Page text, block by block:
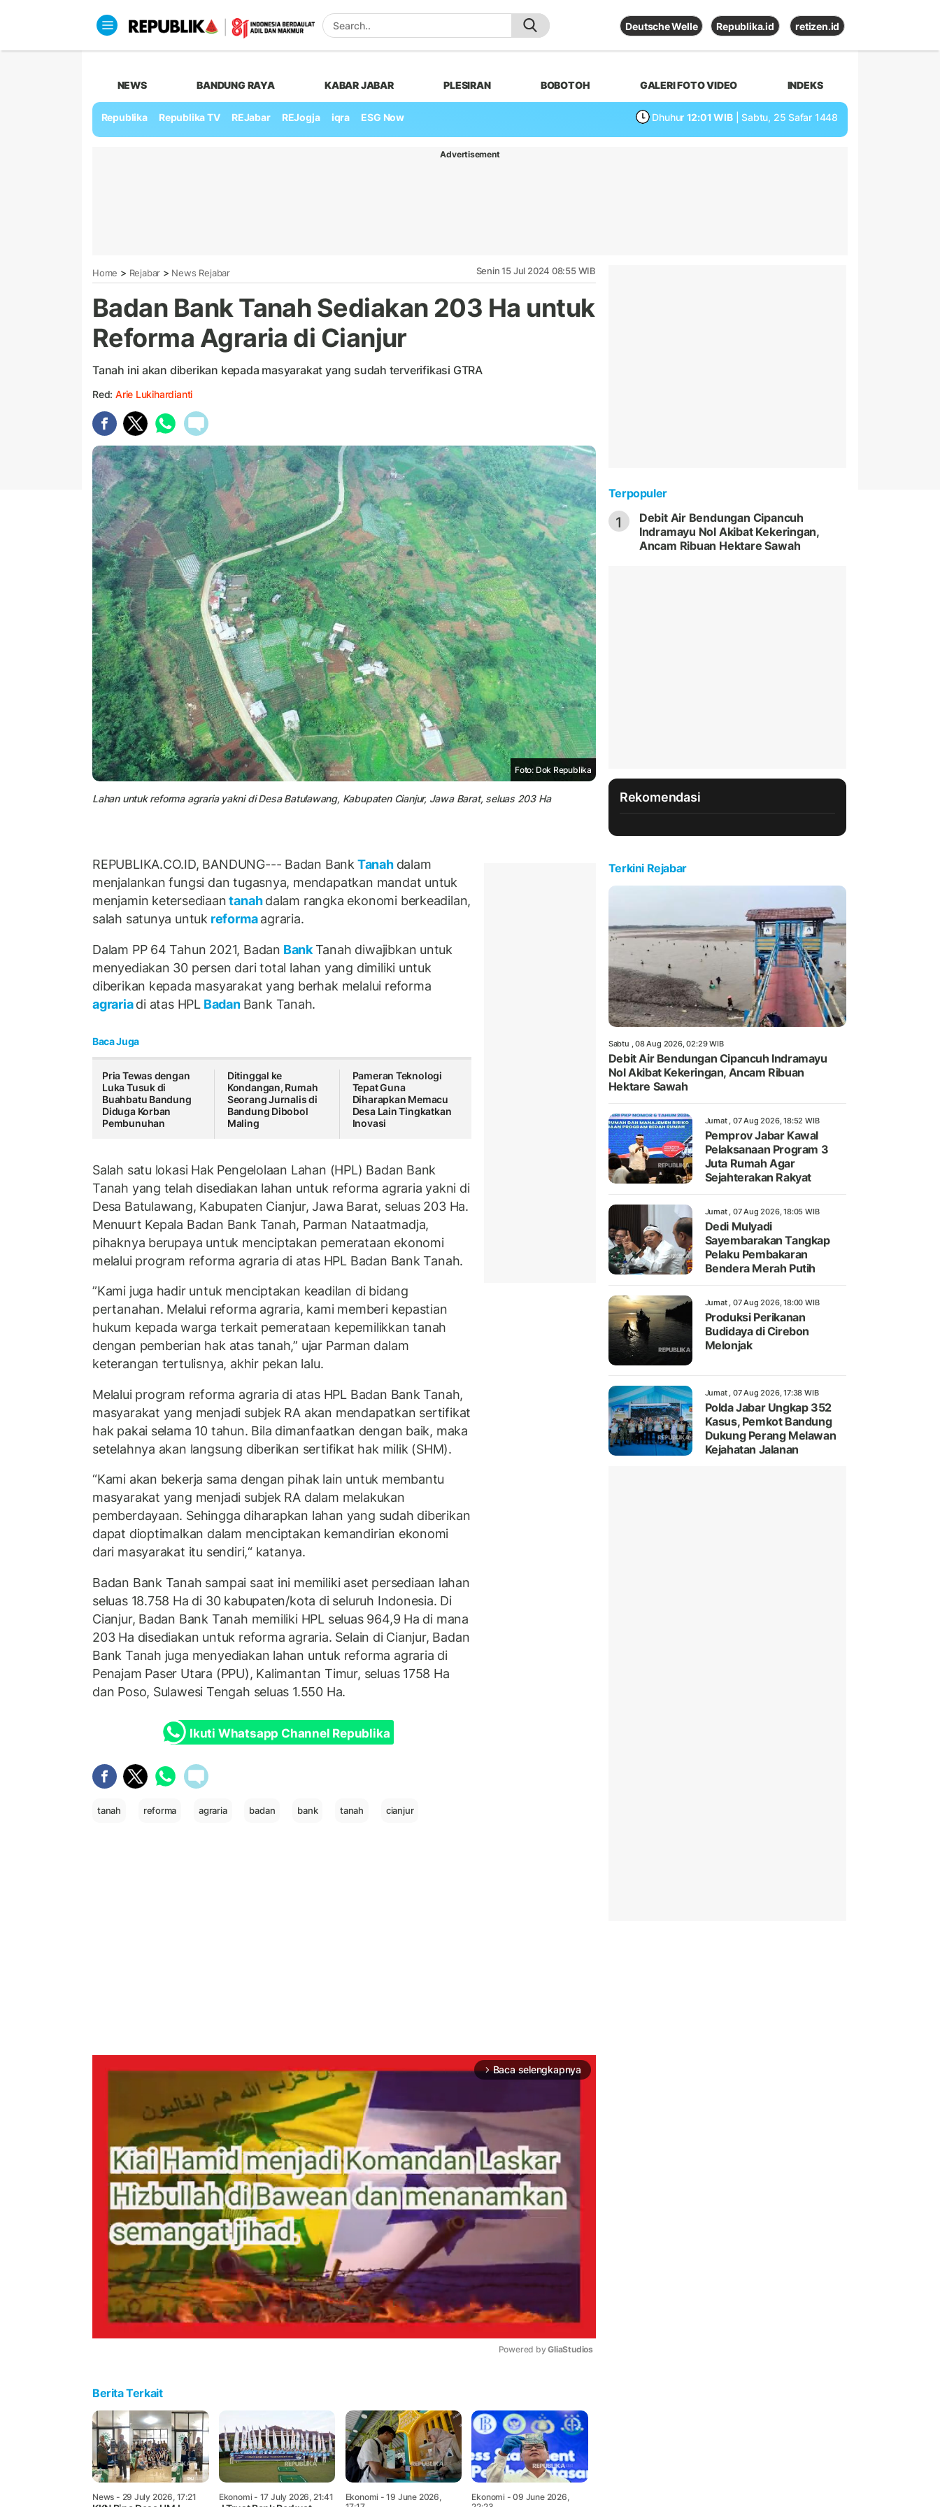
Deutsche Welle Republika.id retizen.id
NEWS BANDUNG RAYA KABAR JABAR PLESIRAN BOBOTOH GALERI FOTO VIDEO INDEKS
Republika Republika TV REJabar REJogja iqra ESG Now Dhuhur 12:01 WIB | Sabtu, 25 Safar 1448
Advertisement
Home > Rejabar > News Rejabar Senin 15 Jul 2024 08:55 WIB
Badan Bank Tanah Sediakan 203 Ha untuk
Reforma Agraria di Cianjur
Tanah ini akan diberikan kepada masyarakat yang sudah terverifikasi GTRA
Red: Arie Lukihardianti
Foto: Dok Republika
Lahan untuk reforma agraria yakni di Desa Batulawang, Kabupaten Cianjur, Jawa Barat, seluas 203 Ha
REPUBLIKA.CO.ID, BANDUNG--- Badan BankTanah dalam
menjalankan fungsi dan tugasnya, mendapatkan mandat untuk
menjamin ketersediaantanahdalam rangka ekonomi berkeadilan,
salah satunya untuk reformaagraria.
Dalam PP 64 Tahun 2021, Badan BankTanah diwajibkan untuk
menyediakan 30 persen dari total lahan yang dimiliki untuk
diberikan kepada masyarakat yang berhak melalui reforma
agrariadi atas HPL Badan Bank Tanah.
Baca Juga
Pria Tewas dengan
Luka Tusuk di
Buahbatu Bandung
Diduga Korban
Pembunuhan
Ditinggal ke
Kondangan, Rumah
Seorang Jurnalis di
Bandung Dibobol
Maling
Pameran Teknologi
Tepat Guna
Diharapkan Memacu
Desa Lain Tingkatkan
Inovasi
Salah satu lokasi Hak Pengelolaan Lahan (HPL) Badan Bank
Tanah yang telah disediakan lahan untuk reforma agraria yakni di
Desa Batulawang, Kabupaten Cianjur, Jawa Barat, seluas 203 Ha.
Menuurt Kepala Badan Bank Tanah, Parman Nataatmadja,
pihaknya berupaya untuk menciptakan pemerataan ekonomi
melalui program reforma agraria di atas HPL Badan Bank Tanah.
”Kami juga hadir untuk menciptakan keadilan di bidang
pertanahan. Melalui reforma agraria, kami memberi kepastian
hukum kepada warga terkait pemerataan kepemilikkan tanah
dengan pemberian hak atas tanah,” ujar Parman dalam
keterangan tertulisnya, akhir pekan lalu.
Melalui program reforma agraria di atas HPL Badan Bank Tanah,
masyarakat yang menjadi subjek RA akan mendapatkan sertifikat
hak pakai selama 10 tahun. Bila dimanfaatkan dengan baik, maka
setelahnya akan langsung diberikan sertifikat hak milik (SHM).
“Kami akan bekerja sama dengan pihak lain untuk membantu
masyarakat yang menjadi subjek RA dalam melakukan
pemberdayaan. Sehingga diharapkan lahan yang sudah diberikan
dapat dioptimalkan dalam menciptakan kemandirian ekonomi
dari masyarakat itu sendiri,“ katanya.
Badan Bank Tanah sampai saat ini memiliki aset persediaan lahan
seluas 18.758 Ha di 30 kabupaten/kota di seluruh Indonesia. Di
Cianjur, Badan Bank Tanah memiliki HPL seluas 964,9 Ha di mana
203 Ha disediakan untuk reforma agraria. Selain di Cianjur, Badan
Bank Tanah juga menyediakan lahan untuk reforma agraria di
Penajam Paser Utara (PPU), Kalimantan Timur, seluas 1758 Ha
dan Poso, Sulawesi Tengah seluas 1.550 Ha.
Ikuti Whatsapp Channel Republika
tanah reforma agraria badan bank tanah cianjur
arrow_forward_ios Baca selengkapnya
Powered by GliaStudios
Berita Terkait
News - 29 July 2026, 17:21 Ekonomi- 17 July 2026, 21:41 Ekonomi - 19 June 2026,
Ekonomi- 09 June 2026,
Terpopuler
1
Debit Air Bendungan Cipancuh
Indramayu Nol Akibat Kekeringan,
Ancam Ribuan Hektare Sawah
Rekomendasi
Terkini Rejabar
Sabtu , 08 Aug 2026, 02:29 WIB
Debit Air Bendungan Cipancuh Indramayu
Nol Akibat Kekeringan, Ancam Ribuan
Hektare Sawah
Jumat , 07 Aug 2026, 18:52 WIB
Pemprov Jabar Kawal
Pelaksanaan Program 3
Juta Rumah Agar
Sejahterakan Rakyat
Jumat , 07 Aug 2026, 18:05 WIB
Dedi Mulyadi
Sayembarakan Tangkap
Pelaku Pembakaran
Bendera Merah Putih
Jumat , 07 Aug 2026, 18:00 WIB
Produksi Perikanan
Budidaya di Cirebon
Melonjak
Jumat , 07 Aug 2026, 17:38 WIB
Polda Jabar Ungkap 352
Kasus, Pemkot Bandung
Dukung Perang Melawan
Kejahatan Jalanan